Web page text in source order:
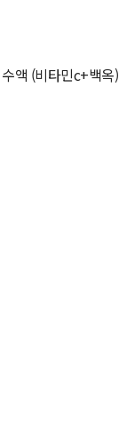
액 (비타민c+백옥)